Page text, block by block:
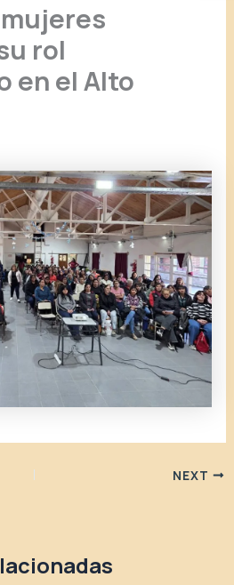
rol
en el Alto
NEXT